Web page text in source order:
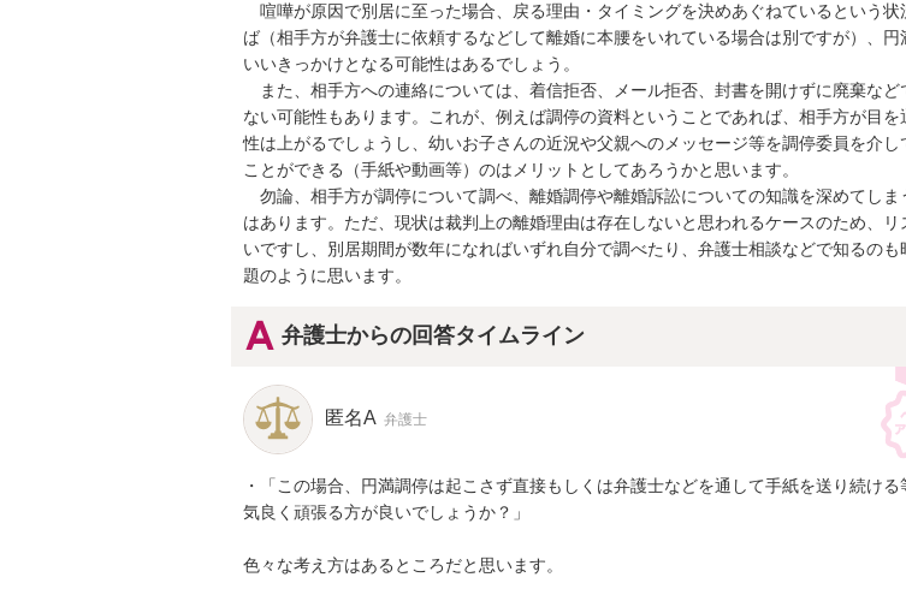
喧嘩が原因で別居に至った場合、戻る理由・タイミングを決めあぐねているという状
ば（相手方が弁護士に依頼するなどして離婚に本腰をいれている場合は別ですが）、円
いいきっかけとなる可能性はあるでしょう。
また、相手方への連絡については、着信拒否、メール拒否、封書を開けずに廃棄など
ない可能性もあります。これが、例えば調停の資料ということであれば、相手方が目を
性は上がるでしょうし、幼いお子さんの近況や父親へのメッセージ等を調停委員を介し
ことができる（手紙や動画等）のはメリットとしてあろうかと思います。
勿論、相手方が調停について調べ、離婚調停や離婚訴訟についての知識を深めてしま
はあります。ただ、現状は裁判上の離婚理由は存在しないと思われるケースのため、リ
いですし、別居期間が数年になればいずれ自分で調べたり、弁護士相談などで知るのも
題のように思います。
弁護士からの回答タイムライン
匿名A 弁護士
・「この場合、円満調停は起こさず直接もしくは弁護士などを通して手紙を送り続ける
気良く頑張る方が良いでしょうか？」
色々な考え方はあるところだと思います。